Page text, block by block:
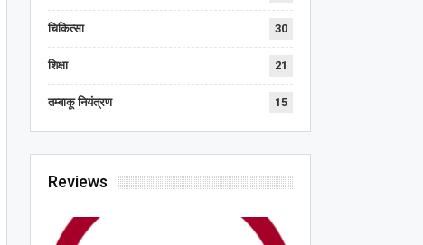
चिकित्सा 30
शिक्षा 21
तम्बाकू नियंत्रण 15
Reviews